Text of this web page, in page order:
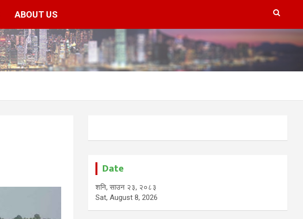
ABOUT US
Date
शनि, साउन २३, २०८३
Sat, August 8, 2026